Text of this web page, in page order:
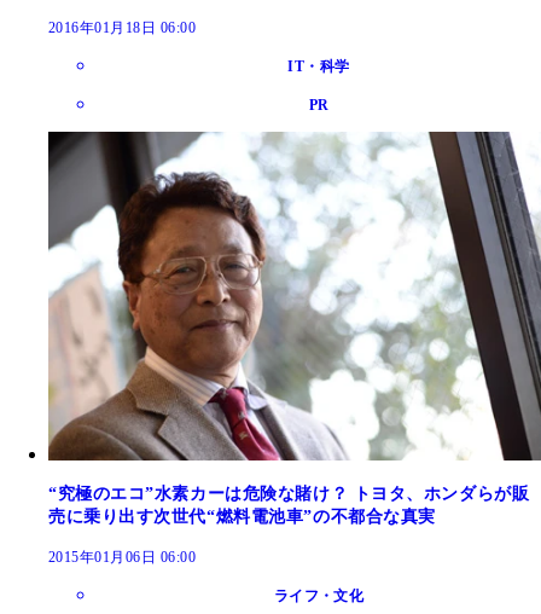
2016年01月18日 06:00
IT・科学
PR
“究極のエコ”水素カーは危険な賭け？ トヨタ、ホンダらが販
売に乗り出す次世代“燃料電池車”の不都合な真実
2015年01月06日 06:00
ライフ・文化